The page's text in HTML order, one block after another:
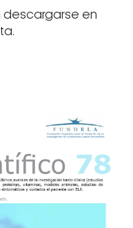
descargarse en